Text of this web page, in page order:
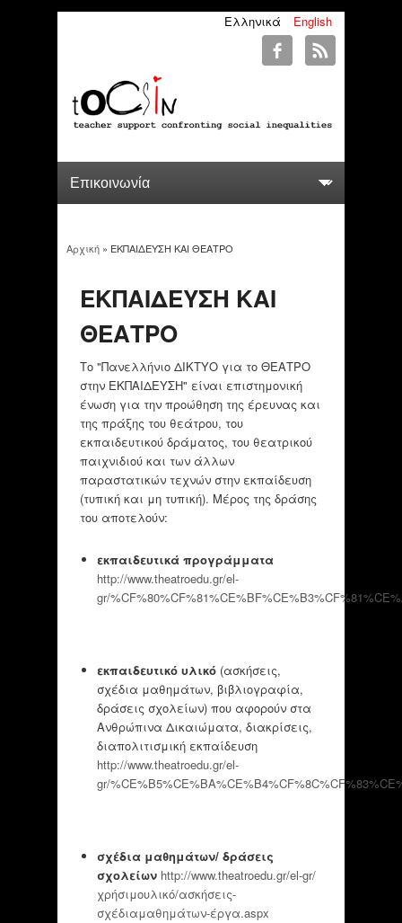
English
Ελληνικά
You are here
Αρχική» ΕΚΠΑΙΔΕΥΣΗ ΚΑΙ ΘΕΑΤΡΟ
ΕΚΠΑΙΔΕΥΣΗ ΚΑΙ
ΘΕΑΤΡΟ
Το "Πανελλήνιο ΔΙΚΤΥΟ για το ΘΕΑΤΡΟ
στην ΕΚΠΑΙΔΕΥΣΗ" είναι επιστημονική
ένωση για την προώθηση της έρευνας και
της πράξης του θεάτρου, του
εκπαιδευτικού δράματος, του θεατρικού
παιχνιδιού και των άλλων
παραστατικών τεχνών στην εκπαίδευση
(τυπική και μη τυπική). Μέρος της δράσης
του αποτελούν:
εκπαιδευτικά προγράμματα
http://www.theatroedu.gr/el-
gr/
εκπαιδευτικό υλικό (ασκήσεις,
σχέδια μαθημάτων, βιβλιογραφία,
δράσεις σχολείων) που αφορούν στα
Ανθρώπινα Δικαιώματα, διακρίσεις,
διαπολιτισμική εκπαίδευση
http://www.theatroedu.gr/el-
gr/
σχέδια μαθημάτων/ δράσεις
σχολείων http://www.theatroedu.gr/el-gr/
χρήσιμουλικό/ασκήσεις-
σχέδιαμαθημάτων-έργα.aspx